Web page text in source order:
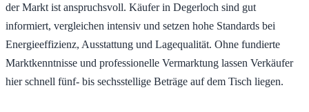
der Markt ist anspruchsvoll. Käufer in Degerloch sind gut
informiert, vergleichen intensiv und setzen hohe Standards bei
Energieeffizienz, Ausstattung und Lagequalität. Ohne fundierte
Marktkenntnisse und professionelle Vermarktung lassen Verkäufer
hier schnell fünf- bis sechsstellige Beträge auf dem Tisch liegen.